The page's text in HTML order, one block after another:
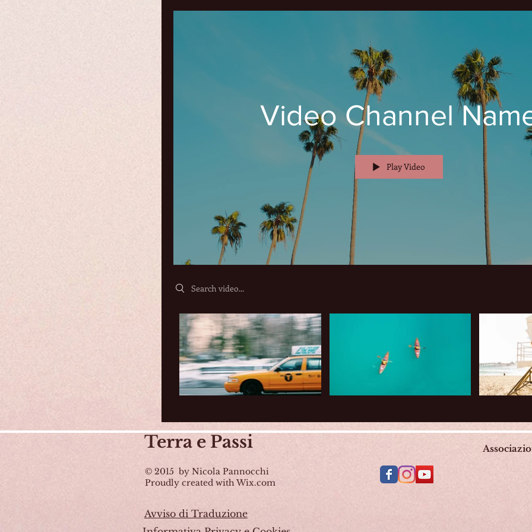
Video Channel
Play Video
Search videos
Terra e Passi
© 2015 by Nicola Pannocchi
Proudly created with Wix.com
Avviso di Traduzione